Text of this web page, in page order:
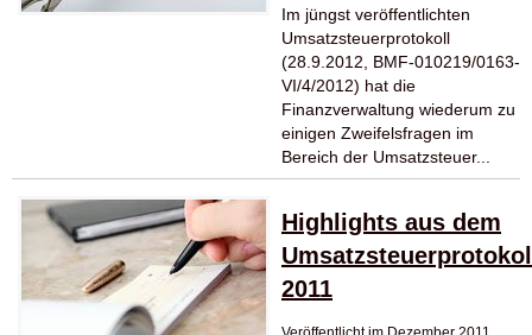
Im jüngst veröffentlichten
Umsatzsteuerprotokoll
(28.9.2012, BMF-010219/0163-
VI/4/2012) hat die
Finanzverwaltung wiederum zu
einigen Zweifelsfragen im
Bereich der Umsatzsteuer...
Highlights aus dem
2011